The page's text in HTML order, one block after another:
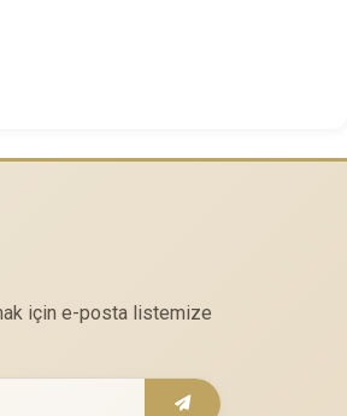
için e-posta listemize